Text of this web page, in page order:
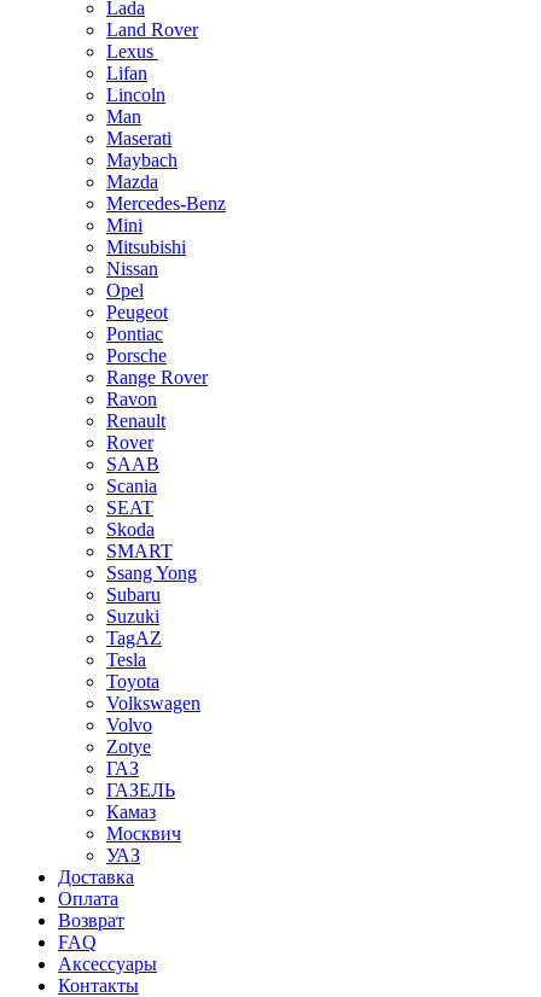
Lada
Land Rover
Lexus
Lifan
Lincoln
Man
Maserati
Maybach
Mazda
Mercedes-Benz
Mini
Mitsubishi
Nissan
Opel
Peugeot
Pontiac
Porsche
Range Rover
Ravon
Renault
Rover
SAAB
Scania
SEAT
Skoda
SMART
Ssang Yong
Subaru
Suzuki
TagAZ
Tesla
Toyota
Volkswagen
Volvo
Zotye
ГАЗ
ГАЗЕЛЬ
Камаз
Москвич
УАЗ
Доставка
Оплата
Возврат
FAQ
Аксессуары
Контакты